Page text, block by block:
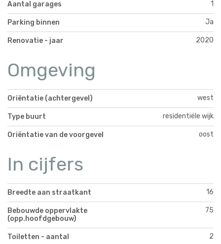
Aantal garages 1
Parking binnen Ja
Renovatie - jaar 2020
Omgeving
Oriëntatie (achtergevel) west
Type buurt residentiële wijk
Oriëntatie van de voorgevel oost
In cijfers
Breedte aan straatkant 16
Bebouwde oppervlakte
(opp.hoofdgebouw)
75
Toiletten - aantal 2